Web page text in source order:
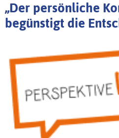
„Der persönliche
begünstigt die